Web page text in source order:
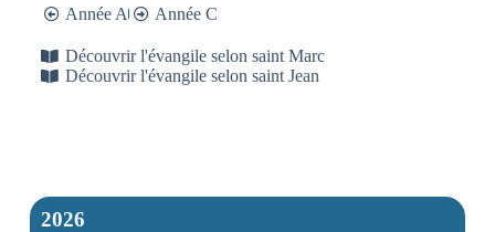
Année A Année C
Découvrir l'évangile selon saint Marc
Découvrir l'évangile selon saint Jean
2026